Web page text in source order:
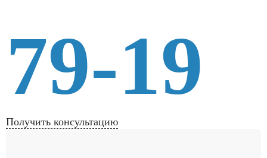
79-19
Получить консультацию